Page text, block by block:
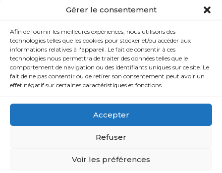
Gérer le consentement
Afin de fournir les meilleures expériences, nous utilisons des
technologies telles que les cookies pour stocker et/ou accéder aux
informations relatives à l'appareil. Le fait de consentir à ces
technologies nous permettra de traiter des données telles que le
comportement de navigation ou des identifiants uniques sur ce site. Le
fait de ne pas consentir ou de retirer son consentement peut avoir un
effet négatif sur certaines caractéristiques et fonctions.
Accepter
Refuser
Voir les préférences
Contact
 450 654-3342
 info@charlesrajotte.com
765, rue Notre-Dame
Copyright © Charles E. Rajotte complexe funéraire 2024 –